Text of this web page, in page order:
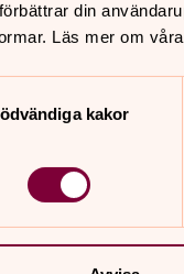
din
Läs mer om
kakor